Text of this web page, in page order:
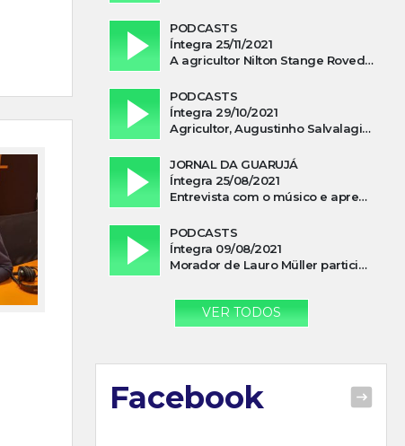
PODCASTS
Íntegra 25/11/2021
A agricultor Nilton Stange Roveda, afirma ter recebido ajuda espiritual durante acidente
PODCASTS
Íntegra 29/10/2021
Agricultor, Augustinho Salvalagio, relata sobre aparição do Cavaleiro Negro no Rio das Furnas
JORNAL DA GUARUJÁ
Íntegra 25/08/2021
Entrevista com o músico e apresentador, Lismael Ferrareis, no Cidade e Campo
PODCASTS
Íntegra 09/08/2021
Morador de Lauro Müller participa de motociata em apoio a Bolsonaro
VER TODOS
Facebook